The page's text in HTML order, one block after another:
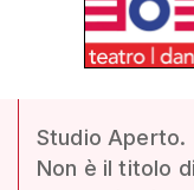
Studio Aperto.
Non è il titolo